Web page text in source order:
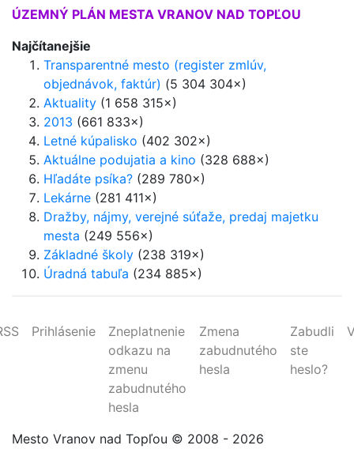
ÚZEMNÝ PLÁN MESTA VRANOV NAD TOPĽOU
Najčítanejšie
Transparentné mesto (register zmlúv,
objednávok, faktúr) (5 304 304×)
Aktuality (1 658 315×)
2013 (661 833×)
Letné kúpalisko (402 302×)
Aktuálne podujatia a kino (328 688×)
Hľadáte psíka? (289 780×)
Lekárne (281 411×)
Dražby, nájmy, verejné súťaže, predaj majetku
mesta (249 556×)
Základné školy (238 319×)
Úradná tabuľa (234 885×)
Prihlásenie
Zneplatnenie
odkazu na
zmenu
zabudnutého
hesla
Zmena
zabudnutého
hesla
Zabudli
ste
heslo?
Mesto Vranov nad Topľou © 2008 - 2026